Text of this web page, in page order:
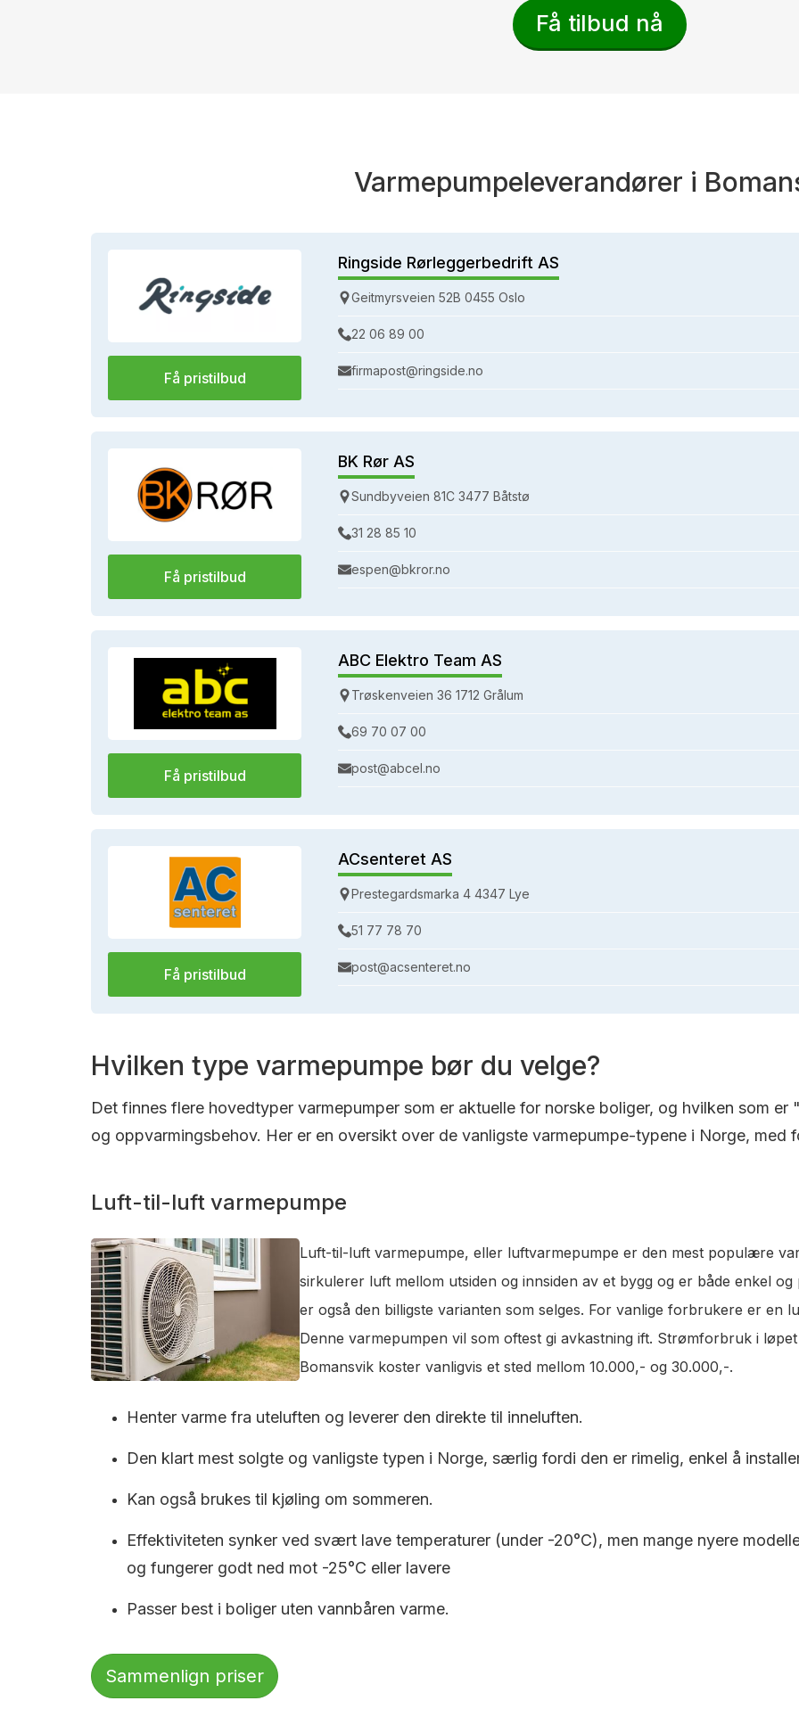
Få tilbud nå
Varmepumpeleverandører i
Få pristilbud
Ringside Rørleggerbedrift AS
Geitmyrsveien 52B 0455 Oslo
22 06 89 00
firmapost@ringside.no
Få pristilbud
BK Rør AS
Sundbyveien 81C 3477 Båtstø
31 28 85 10
espen@bkror.no
Få pristilbud
ABC Elektro Team AS
Trøskenveien 36 1712 Grålum
69 70 07 00
post@abcel.no
Få pristilbud
ACsenteret AS
Prestegardsmarka 4 4347 Lye
51 77 78 70
post@acsenteret.no
Hvilken type varmepumpe bør du velge?
Det finnes flere hovedtyper varmepumper som er aktuelle for norske boliger, og hvilken som er
og oppvarmingsbehov. Her er en oversikt over de vanligste varmepumpe-typene i Norge, med
Luft-til-luft varmepumpe
Luft-til-luft varmepumpe, eller luftvarmepumpe er den mest populære
sirkulerer luft mellom utsiden og innsiden av et bygg og er både enkel
er også den billigste varianten som selges. For vanlige forbrukere er en
Denne varmepumpen vil som oftest gi avkastning ift. Strømforbruk i
Bomansvik koster vanligvis et sted mellom 10.000,- og 30.000,-.
Henter varme fra uteluften og leverer den direkte til inneluften.
Den klart mest solgte og vanligste typen i Norge, særlig fordi den er rimelig, enkel å
Kan også brukes til kjøling om sommeren.
Effektiviteten synker ved svært lave temperaturer (under -20°C), men mange nyere
og fungerer godt ned mot -25°C eller lavere
Passer best i boliger uten vannbåren varme.
Sammenlign priser